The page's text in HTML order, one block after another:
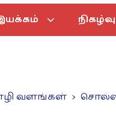
வளங்கள்